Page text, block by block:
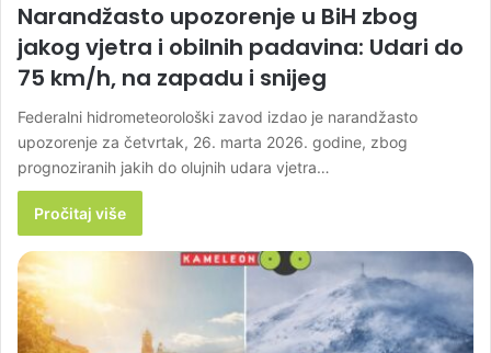
Narandžasto upozorenje u BiH zbog
jakog vjetra i obilnih padavina: Udari do
75 km/h, na zapadu i snijeg
Federalni hidrometeorološki zavod izdao je narandžasto
upozorenje za četvrtak, 26. marta 2026. godine, zbog
prognoziranih jakih do olujnih udara vjetra…
Pročitaj više